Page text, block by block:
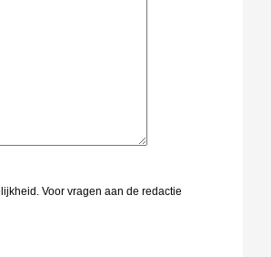
Voor vragen aan de redactie